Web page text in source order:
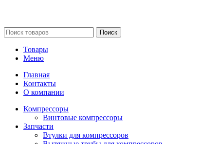
Поиск
Товары
Меню
Главная
Контакты
О компании
Компрессоры
Винтовые компрессоры
Запчасти
Втулки для компрессоров